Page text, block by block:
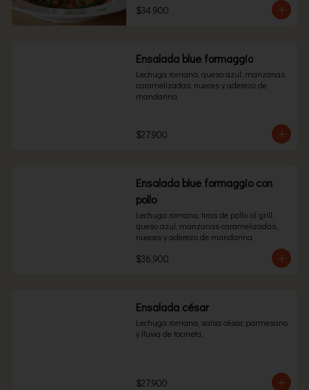
$34.900
Ensalada blue formaggio
Lechuga romana, queso azul, manzanas
caramelizadas, nueces y aderezo de
mandarina.
$27.900
Ensalada blue formaggio con
pollo
Lechuga romana, tiras de pollo al grill,
queso azul, manzanas caramelizadas,
nueces y aderezo de mandarina.
$36.900
Ensalada césar
Lechuga romana, salsa césar, parmesano
y lluvia de tocineta.
$27.900